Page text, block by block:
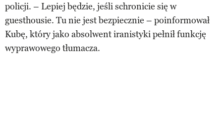
policji. – Lepiej będzie, jeśli schronicie się w
guesthousie. Tu nie jest bezpiecznie – poinformował
Kubę, który jako absolwent iranistyki pełnił funkcję
wyprawowego tłumacza.